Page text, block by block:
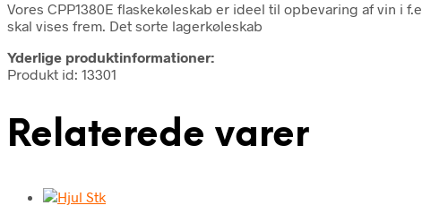
Vores CPP1380E flaskekøleskab er ideel til opbevaring af vin i
skal vises frem. Det sorte lagerkøleskab
Yderlige produktinformationer:
Produkt id: 13301
Relaterede varer